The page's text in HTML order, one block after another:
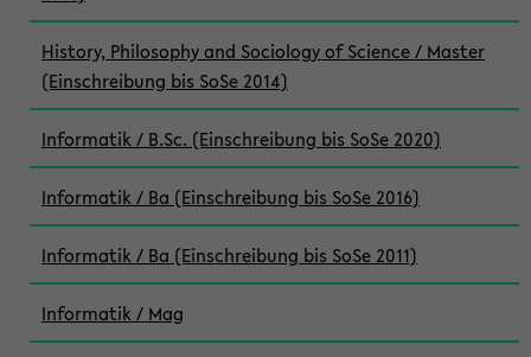
History, Philosophy and Sociology of Science / Master
(Einschreibung bis SoSe 2014)
Informatik / B.Sc. (Einschreibung bis SoSe 2020)
Informatik / Ba (Einschreibung bis SoSe 2016)
Informatik / Ba (Einschreibung bis SoSe 2011)
Informatik / Mag